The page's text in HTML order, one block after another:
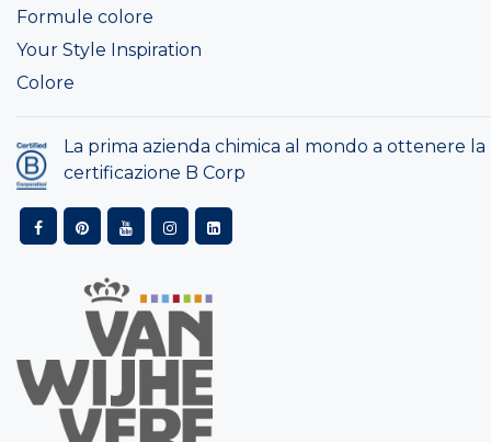
Formule colore
Your Style Inspiration
Colore
La prima azienda chimica al mondo a ottenere la
certificazione B Corp